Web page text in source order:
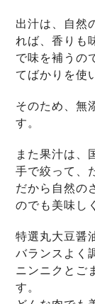
出汁は、自然
れば、香りも
で味を補うの
てばかりを使
そのため、無
す。
また果汁は、
手で絞って、
だから自然の
のでも美味し
特選丸大豆醤
バランスよく
ニンニクとご
す。